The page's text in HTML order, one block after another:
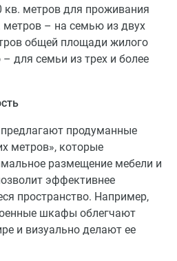
Район ГМР
с объектом мало зданий,
ненасыщенный, что
выхлопных газов и шума
множество интересных мест
порадует авто и
комплекса имеются детские
располагается детский
кв. метров для проживания
метров – на семью из двух
общей площади жилого
для семьи из трех и более
продуманные
метров», которые
размещение мебели и
эффективнее
пространство. Например,
шкафы облегчают
и визуально делают ее